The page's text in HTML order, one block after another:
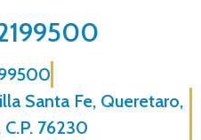
Santa Fe, Queretaro,
76230